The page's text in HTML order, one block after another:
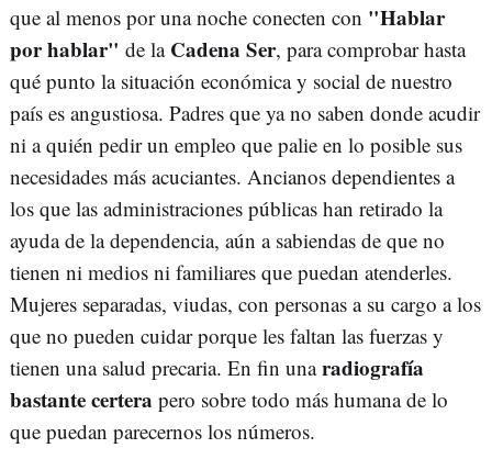
que al menos por una noche conecten con "Hablar
por hablar" de la Cadena Ser, para comprobar hasta
qué punto la situación económica y social de nuestro
país es angustiosa. Padres que ya no saben donde acudir
ni a quién pedir un empleo que palie en lo posible sus
necesidades más acuciantes. Ancianos dependientes a
los que las administraciones públicas han retirado la
ayuda de la dependencia, aún a sabiendas de que no
tienen ni medios ni familiares que puedan atenderles.
Mujeres separadas, viudas, con personas a su cargo a los
que no pueden cuidar porque les faltan las fuerzas y
tienen una salud precaria. En fin unaradiografía
bastante certera pero sobre todo más humana de lo
que puedan parecernos los números.